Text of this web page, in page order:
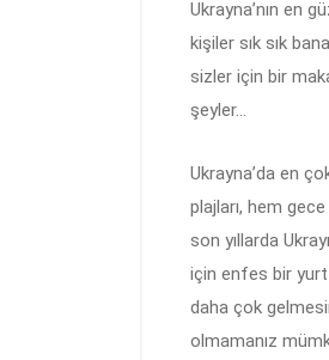
Ukrayna’nın en
kişiler sık sık
sizler için bir
şeyler…
Ukrayna’da en
plajları, hem
son yıllarda
için enfes bir yurt
daha çok
olmamanız